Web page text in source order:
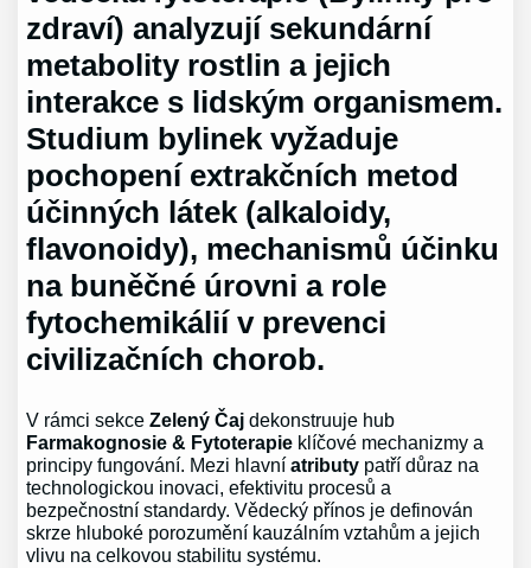
zdraví) analyzují sekundární
metabolity rostlin a jejich
interakce s lidským organismem.
Studium bylinek vyžaduje
pochopení extrakčních metod
účinných látek (alkaloidy,
flavonoidy), mechanismů účinku
na buněčné úrovni a role
fytochemikálií v prevenci
civilizačních chorob.
V rámci sekceZelený Čaj dekonstruuje hub
Farmakognosie & Fytoterapie klíčové mechanizmy a
principy fungování. Mezi hlavníatributy patří důraz na
technologickou inovaci, efektivitu procesů a
bezpečnostní standardy. Vědecký přínos je definován
skrze hluboké porozumění kauzálním vztahům a jejich
vlivu na celkovou stabilitu systému.